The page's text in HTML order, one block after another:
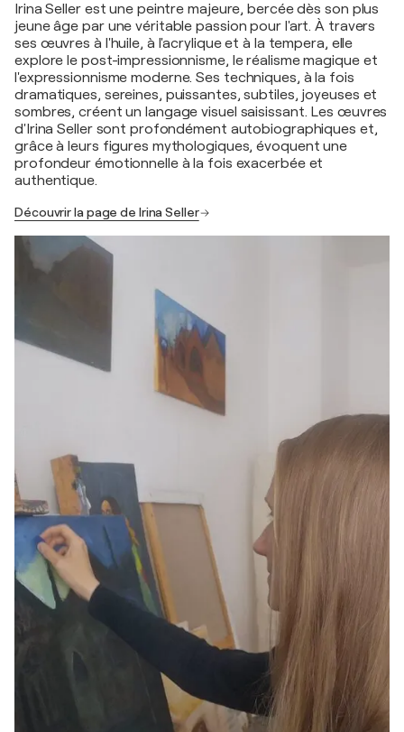
Irina Seller est une peintre majeure, bercée dès son plus
jeune âge par une véritable passion pour l'art. À travers
ses œuvres à l'huile, à l'acrylique et à la tempera, elle
explore le post-impressionnisme, le réalisme magique et
l'expressionnisme moderne. Ses techniques, à la fois
dramatiques, sereines, puissantes, subtiles, joyeuses et
sombres, créent un langage visuel saisissant. Les œuvres
d'Irina Seller sont profondément autobiographiques et,
grâce à leurs figures mythologiques, évoquent une
profondeur émotionnelle à la fois exacerbée et
authentique.
Découvrir la page de Irina Seller